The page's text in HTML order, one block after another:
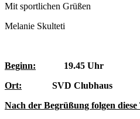
Mit sportlichen Grüßen
Melanie Skulteti
Beginn: 19.45 Uhr
Ort: SVD Clubhaus
Nach der Begrüßung folgen